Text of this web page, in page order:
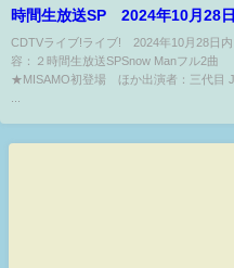
時間生放送SP 2024年10月28日
CDTVライブ!ライブ! 2024年10月28日内
容：２時間生放送SPSnow Manフル2曲
★MISAMO初登場 ほか出演者：三代目 J